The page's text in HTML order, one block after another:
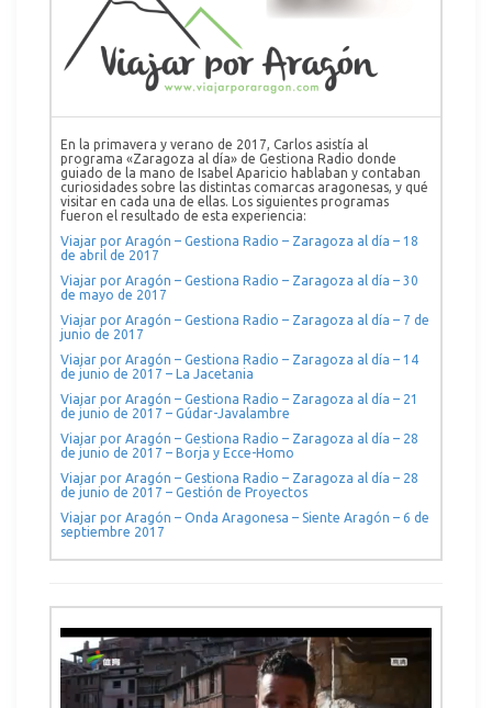
En la primavera y verano de 2017, Carlos asistía al
programa «Zaragoza al día» de Gestiona Radio donde
guiado de la mano de Isabel Aparicio hablaban y contaban
curiosidades sobre las distintas comarcas aragonesas, y qué
visitar en cada una de ellas. Los siguientes programas
fueron el resultado de esta experiencia:
Viajar por Aragón – Gestiona Radio – Zaragoza al día – 18
de abril de 2017
Viajar por Aragón – Gestiona Radio – Zaragoza al día – 30
de mayo de 2017
Viajar por Aragón – Gestiona Radio – Zaragoza al día – 7 de
junio de 2017
Viajar por Aragón – Gestiona Radio – Zaragoza al día – 14
de junio de 2017 – La Jacetania
Viajar por Aragón – Gestiona Radio – Zaragoza al día – 21
de junio de 2017 – Gúdar-Javalambre
Viajar por Aragón – Gestiona Radio – Zaragoza al día – 28
de junio de 2017 – Borja y Ecce-Homo
Viajar por Aragón – Gestiona Radio – Zaragoza al día – 28
de junio de 2017 – Gestión de Proyectos
Viajar por Aragón – Onda Aragonesa – Siente Aragón – 6 de
septiembre 2017